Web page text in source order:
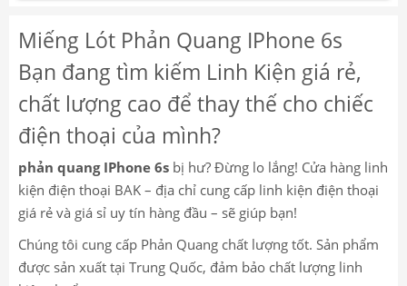
Miếng Lót Phản Quang IPhone 6s
Bạn đang tìm kiếm Linh Kiện giá rẻ,
chất lượng cao để thay thế cho chiếc
điện thoại của mình?
phản quang IPhone 6s bị hư? Đừng lo lắng! Cửa hàng linh
kiện điện thoại BAK – địa chỉ cung cấp linh kiện điện thoại
giá rẻ và giá sỉ uy tín hàng đầu – sẽ giúp bạn!
Chúng tôi cung cấp Phản Quang chất lượng tốt. Sản phẩm
được sản xuất tại Trung Quốc, đảm bảo chất lượng linh